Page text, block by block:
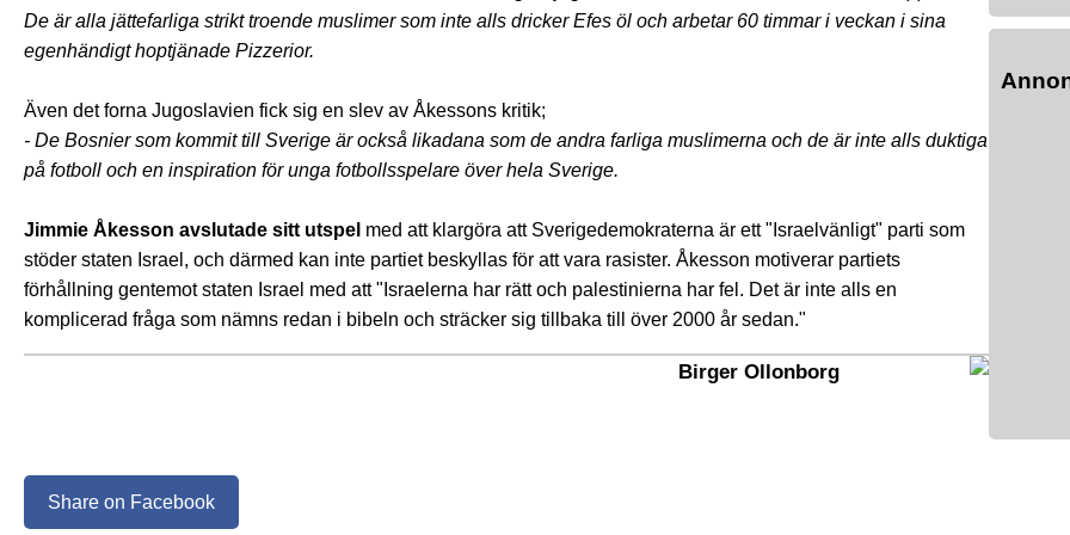
De är alla jättefarliga strikt troende muslimer som inte alls dricker Efes öl och arbetar 60 timmar i veckan i sina
egenhändigt hoptjänade Pizzerior.
Även det forna Jugoslavien fick sig en slev av Åkessons kritik;
- De Bosnier som kommit till Sverige är också likadana som de andra farliga muslimerna och de är inte alls duktiga
på fotboll och en inspiration för unga fotbollsspelare över hela Sverige.
Jimmie Åkesson avslutade sitt utspel med att klargöra att Sverigedemokraterna är ett "Israelvänligt" parti som
stöder staten Israel, och därmed kan inte partiet beskyllas för att vara rasister. Åkesson motiverar partiets
förhållning gentemot staten Israel med att "Israelerna har rätt och palestinierna har fel. Det är inte alls en
komplicerad fråga som nämns redan i bibeln och sträcker sig tillbaka till över 2000 år sedan."
Birger Ollonborg
Share on Facebook